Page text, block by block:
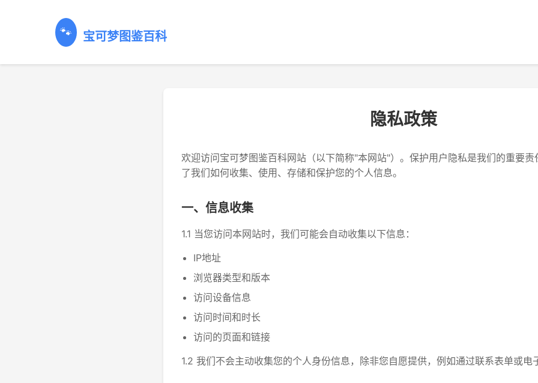
🐾 宝可梦图鉴百科
隐私政策
欢迎访问宝可梦图鉴百科网站（以下简称"本网站"）。保护用户隐私是我们的重要
了我们如何收集、使用、存储和保护您的个人信息。
一、信息收集
1.1 当您访问本网站时，我们可能会自动收集以下信息：
IP地址
浏览器类型和版本
访问设备信息
访问时间和时长
访问的页面和链接
1.2 我们不会主动收集您的个人身份信息，除非您自愿提供，例如通过联系表单或电